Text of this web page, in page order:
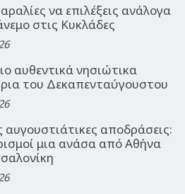
να επιλέξεις ανάλογα
στις Κυκλάδες
αυθεντικά νησιώτικα
του Δεκαπενταύγουστου
αυγουστιάτικες αποδράσεις:
μια ανάσα από Αθήνα